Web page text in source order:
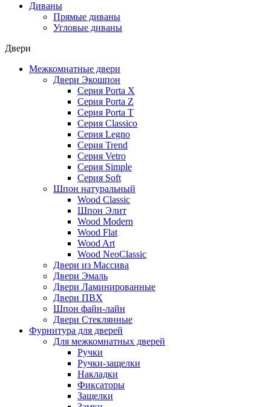
Диваны
Прямые диваны
Угловые диваны
Двери
Межкомнатные двери
Двери Экошпон
Серия Porta X
Серия Porta Z
Серия Porta T
Серия Classico
Серия Legno
Серия Trend
Серия Vetro
Серия Simple
Серия Soft
Шпон натуральный
Wood Classic
Шпон Элит
Wood Modern
Wood Flat
Wood Art
Wood NeoClassic
Двери из Массива
Двери Эмаль
Двери Ламинированные
Двери ПВХ
Шпон файн-лайн
Двери Стеклянные
Фурнитура для дверей
Для межкомнатных дверей
Ручки
Ручки-защелки
Накладки
Фиксаторы
Защелки